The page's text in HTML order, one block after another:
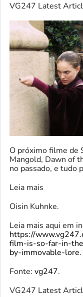
VG247 Latest
O próximo filme de
Mangold, Dawn of
no passado, e tudo
Leia mais
Oisin Kuhnke.
Leia mais aqui em
https://
film-is-so-far-in-
by-immovable-lore.
Fonte: vg247.
VG247 Latest